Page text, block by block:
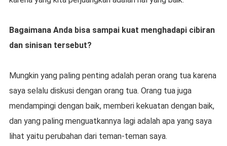
Bagaimana Anda bisa sampai kuat menghadapi cibiran
dan sinisan tersebut?
Mungkin yang paling penting adalah peran orang tua karena
saya selalu diskusi dengan orang tua. Orang tua juga
mendampingi dengan baik, memberi kekuatan dengan baik,
dan yang paling menguatkannya lagi adalah apa yang saya
lihat yaitu perubahan dari teman-teman saya.